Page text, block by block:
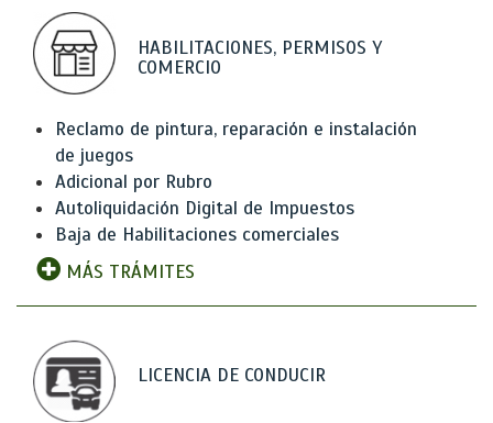
HABILITACIONES, PERMISOS Y
COMERCIO
Reclamo de pintura, reparación e instalación
de juegos
Adicional por Rubro
Autoliquidación Digital de Impuestos
Baja de Habilitaciones comerciales
MÁS TRÁMITES
LICENCIA DE CONDUCIR